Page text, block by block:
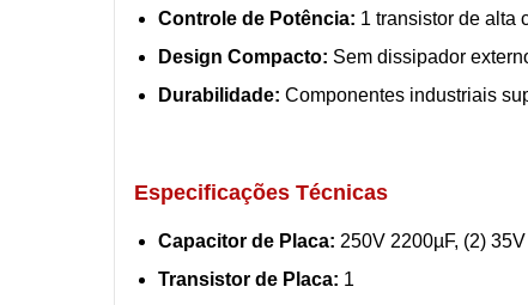
Controle de Potência: 1 transistor de alta
Design Compacto: Sem dissipador
Durabilidade: Componentes industriais
Especificações Técnicas
Capacitor de Placa: 250V 2200µF, (2)
Transistor de Placa: 1